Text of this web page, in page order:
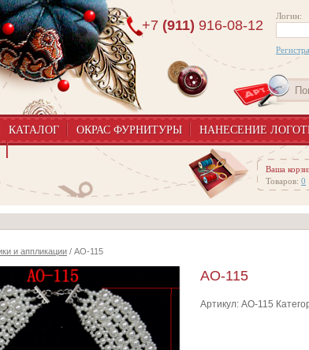
Логин:
+7 (911) 916-08-12
КАТАЛОГ ОКРАС ФУРНИТУРЫ НАНЕСЕНИЕ
Ваша
Товаров: 0
и аппликации / AO-115
AO-115
Артикул:AO-115